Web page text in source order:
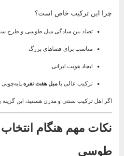
چرا این ترکیب خاص است؟
تضاد بین سادگی مبل طوسی و طرح
مناسب برای فضاهای بزرگ
ایجاد هویت ایرانی
ترکیب عالی بامبل هفت نفره پایه‌چوبی
اگر اهل ترکیب سنتی و مدرن هستید، این گزینه
نکات مهم هنگام
طوسی